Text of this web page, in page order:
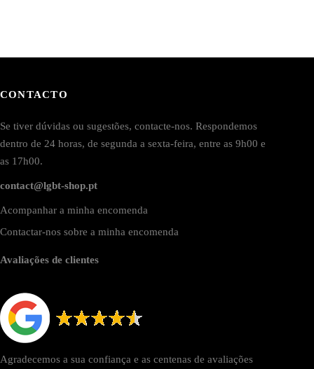
CONTACTO
Se tiver dúvidas ou sugestões, contacte-nos. Respondemos
dentro de 24 horas, de segunda a sexta-feira, entre as 9h00 e
as 17h00.
contact@lgbt-shop.pt
Acompanhar a minha encomenda
Contactar-nos sobre a minha encomenda
Avaliações de clientes
Agradecemos a sua confiança e as centenas de avaliações